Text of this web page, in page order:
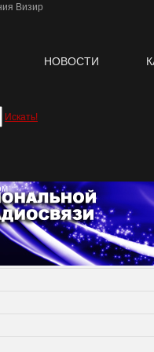
НОВОСТИ
Искать!